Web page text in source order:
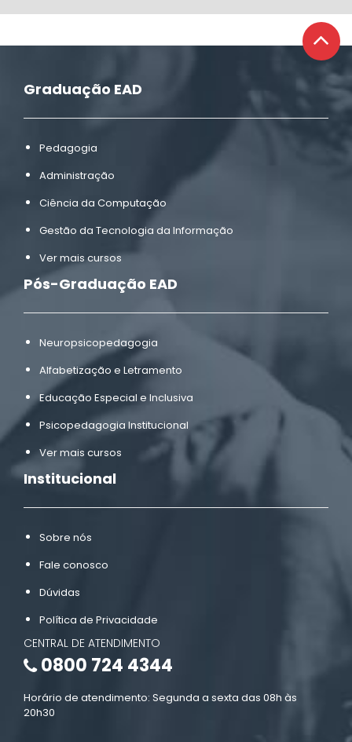
Graduação EAD
Pedagogia
Administração
Ciência da Computação
Gestão da Tecnologia da Informação
Ver mais cursos
Pós-Graduação EAD
Neuropsicopedagogia
Alfabetização e Letramento
Educação Especial e Inclusiva
Psicopedagogia Institucional
Ver mais cursos
Institucional
Sobre nós
Fale conosco
Dúvidas
Política de Privacidade
CENTRAL DE ATENDIMENTO
0800 724 4344
Horário de atendimento: Segunda a sexta das 08h às
20h30